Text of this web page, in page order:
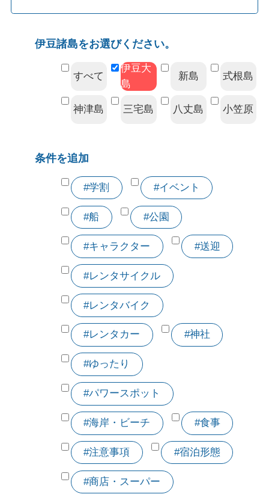
伊豆諸島をお選びください。
すべて
伊豆大
島
新島 式根島
神津島 三宅島 八丈島 小笠原
条件を追加
#学割 #イベント
#船 #公園
#キャラクター #送迎
#レンタサイクル
#レンタバイク
#レンタカー #神社
#ゆったり
#パワースポット
#海岸・ビーチ #食事
#注意事項 #宿泊形態
#商店・スーパー